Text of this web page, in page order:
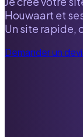
Houwaart et
Un site rapide,
Demander un